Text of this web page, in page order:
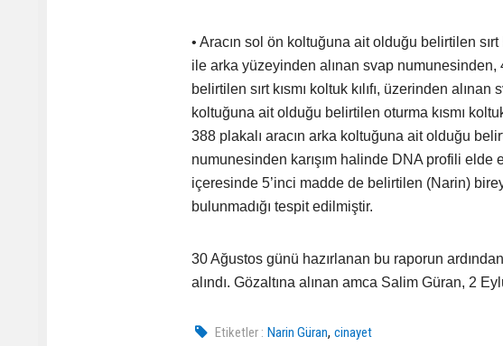
• Aracın sol ön koltuğuna ait olduğu belirtilen sırt
ile arka yüzeyinden alınan svap
belirtilen sırt kısmı koltuk kılıfı, üzerinden
koltuğuna ait olduğu belirtilen oturma kısmı
388 plakalı aracın arka koltuğuna ait olduğu
numunesinden karışım halinde DNA profili elde
içeresinde 5’inci madde de belirtilen (Narin)
bulunmadığı tespit edilmiştir.
30 Ağustos günü hazırlanan bu raporun
alındı. Gözaltına alınan amca Salim Güran, 2
Etiketler : Narin Güran,cinayet